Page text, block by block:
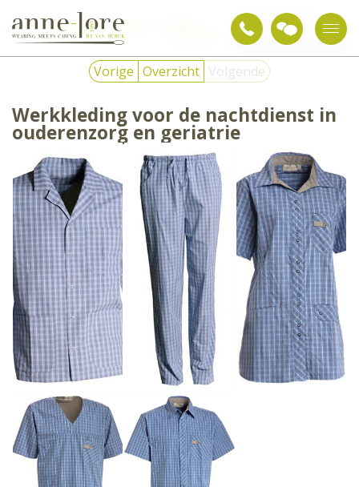
Werkkleding Kleding
Werkkleding voor de
nachtdienst in WZC en
geriatrie
Vorige Overzicht Volgende
Werkkleding voor de nachtdienst in
ouderenzorg en geriatrie